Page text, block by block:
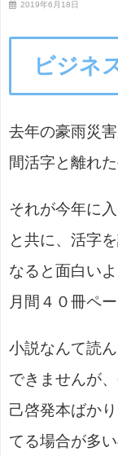
2019年6月18日
ビジネ
去年の豪雨災
間活字と離れ
それが今年に
と共に、活字
なると面白い
月間４０冊ペ
小説なんて読
できませんが
己啓発本ばか
てる場合が多